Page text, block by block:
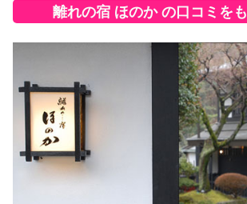
離れの宿 ほのか の口コミを